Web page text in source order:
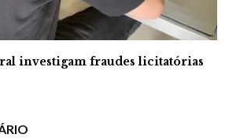
investigam fraudes licitatórias